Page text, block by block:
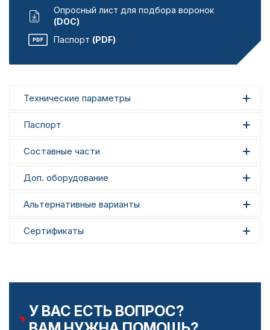
Опросный лист для подбора воронок
(DOC)
Паспорт (PDF)
Технические параметры
Паспорт
Составные части
Доп. оборудование
Альтернативные варианты
Сертификаты
У ВАС ЕСТЬ ВОПРОС?